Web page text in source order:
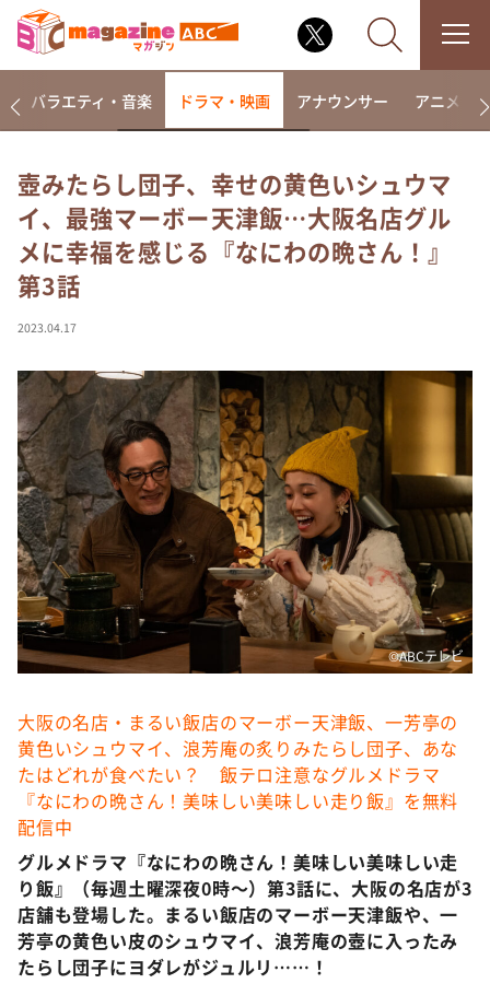
なるみ・岡村の過ぎるTV
相席食堂
これ余談なんですけど・・・
～人生密着トークバラエティ！～ やすとものいたっ
て真剣です
探偵！ナイトスクープ
news おかえり
河合＆A.B.C-Z塚田×福井アナ「なんでやねん！？」
（news おかえり）
DAIGOも台所 ～きょうの献立 何にする？～
本日はダイアンなり！シーズン２
朝だ！生です旅サラダ
教えて！ニュースライブ 正義のミカタ
ＬＩＦＥ～夢のカタチ～
ポツンと一軒家
ザキ山小屋本館
ぺこぱのまるスポ
アナ回覧板
バラエティ・音楽 ドラマ・映画 アナウンサー アニメ・
壺みたらし団子、幸せの黄色いシュウマ
イ、最強マーボー天津飯…大阪名店グル
メに幸福を感じる『なにわの晩さん！』
第3話
2023.04.17
©ABCテレビ
大阪の名店・まるい飯店のマーボー天津飯、一芳亭の
黄色いシュウマイ、浪芳庵の炙りみたらし団子、あな
たはどれが食べたい？ 飯テロ注意なグルメドラマ
『なにわの晩さん！美味しい美味しい走り飯』を無料
配信中
グルメドラマ『なにわの晩さん！美味しい美味しい走
り飯』（毎週土曜深夜0時～）第3話に、大阪の名店が3
店舗も登場した。まるい飯店のマーボー天津飯や、一
芳亭の黄色い皮のシュウマイ、浪芳庵の壺に入ったみ
たらし団子にヨダレがジュルリ……！